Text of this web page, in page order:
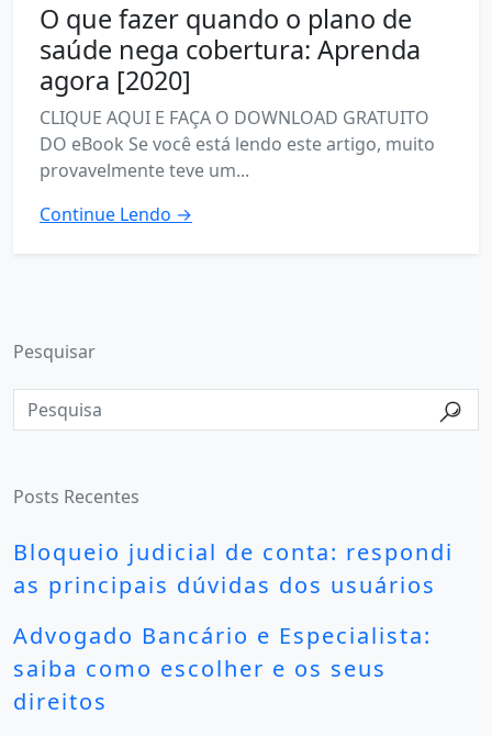
O que fazer quando o plano de
saúde nega cobertura: Aprenda
agora [2020]
CLIQUE AQUI E FAÇA O DOWNLOAD GRATUITO
DO eBook Se você está lendo este artigo, muito
provavelmente teve um...
Continue Lendo →
Pesquisar
Posts Recentes
Bloqueio judicial de conta: respondi
as principais dúvidas dos usuários
Advogado Bancário e Especialista:
saiba como escolher e os seus
direitos